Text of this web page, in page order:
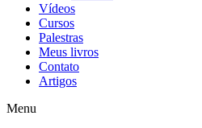
Vídeos
Cursos
Palestras
Meus livros
Contato
Artigos
Menu